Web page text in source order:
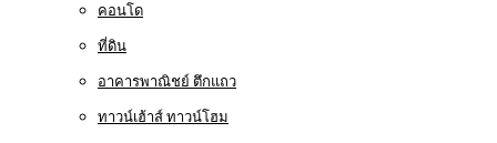
คอนโด
ที่ดิน
อาคารพาณิชย์ ตึกแถว
ทาวน์เฮ้าส์ ทาวน์โฮม